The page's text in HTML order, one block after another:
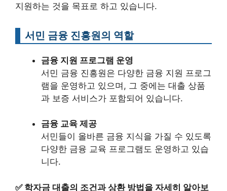
지원하는 것을 목표로 하고 있습니다.
서민 금융 진흥원의 역할
금융 지원 프로그램 운영
서민 금융 진흥원은 다양한 금융 지원 프로그
램을 운영하고 있으며, 그 중에는 대출 상품
과 보증 서비스가 포함되어 있습니다.
금융 교육 제공
서민들이 올바른 금융 지식을 가질 수 있도록
다양한 금융 교육 프로그램도 운영하고 있습
니다.
✅ 학자금 대출의 조건과 상환 방법을 자세히 알아보